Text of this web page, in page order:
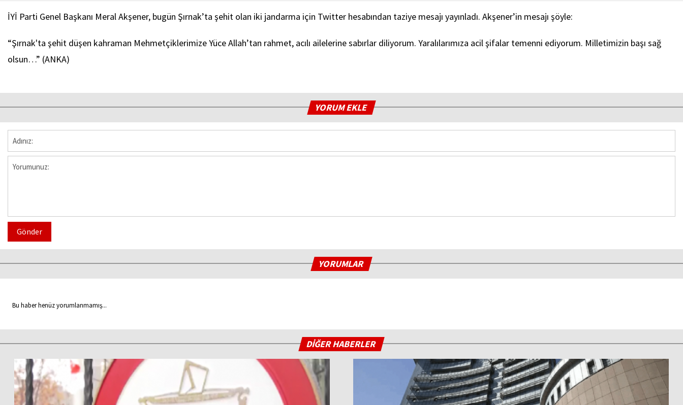
İYİ Parti Genel Başkanı Meral Akşener, bugün Şırnak’ta şehit olan iki jandarma için Twitter hesabından taziye mesajı yayınladı. Akşener’in mesajı şöyle:
“Şırnak'ta şehit düşen kahraman Mehmetçiklerimize Yüce Allah’tan rahmet, acılı ailelerine sabırlar diliyorum. Yaralılarımıza acil şifalar temenni ediyorum. Milletimizin başı sağ
olsun…” (ANKA)
YORUM EKLE
Gönder
YORUMLAR
Bu haber henüz yorumlanmamış...
DİĞER HABERLER